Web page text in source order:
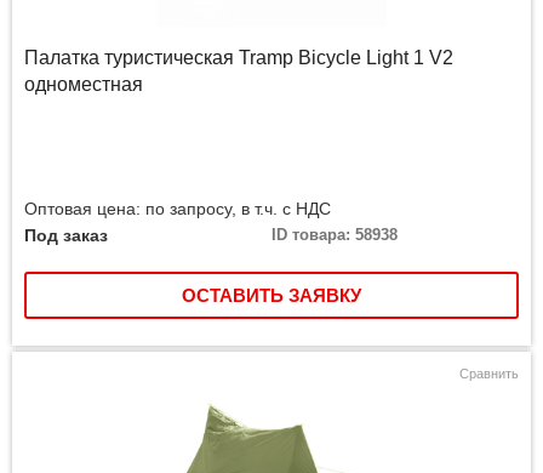
Палатка туристическая Tramp Bicycle Light 1 V2
одноместная
Оптовая цена: по запросу, в т.ч. с НДС
Под заказ
ID товара: 58938
ОСТАВИТЬ ЗАЯВКУ
Сравнить